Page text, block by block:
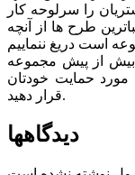
را سرلوحه کار
طرح ها از آنچه
از پیش مجموعه
مورد حمایت خودتان
قرار دهید.
دیدگاهها